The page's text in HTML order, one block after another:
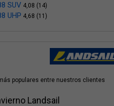
SUV 4,08 (14)
UHP 4,68 (11)
populares entre nuestros clientes
Landsail